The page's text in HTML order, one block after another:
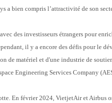
a bien compris l’attractivité de son
des investisseurs étrangers pour
il y a encore des défis pour le
de matériel et d'une industrie de
Engineering Services Company
En février 2024, VietjetAir et Airbus